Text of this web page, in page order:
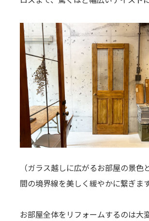
（ガラス越しに広がるお部屋の景色
間の境界線を美しく緩やかに繋ぎます
お部屋全体をリフォームするのは大